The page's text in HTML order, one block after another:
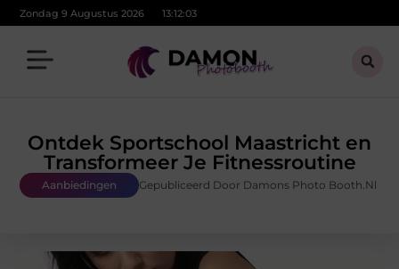
Zondag 9 Augustus 2026 13:12:05
Ontdek Sportschool Maastricht en
Transformeer Je Fitnessroutine
Aanbiedingen Gepubliceerd Door Damons Photo Booth.nl